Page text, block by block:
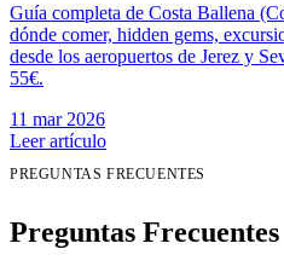
Guía completa de Costa Ballena
dónde comer, hidden gems,
desde los aeropuertos de Jerez y
55€.
11 mar 2026
Leer artículo
PREGUNTAS FRECUENTES
Preguntas Frecuentes